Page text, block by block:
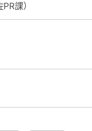
課）